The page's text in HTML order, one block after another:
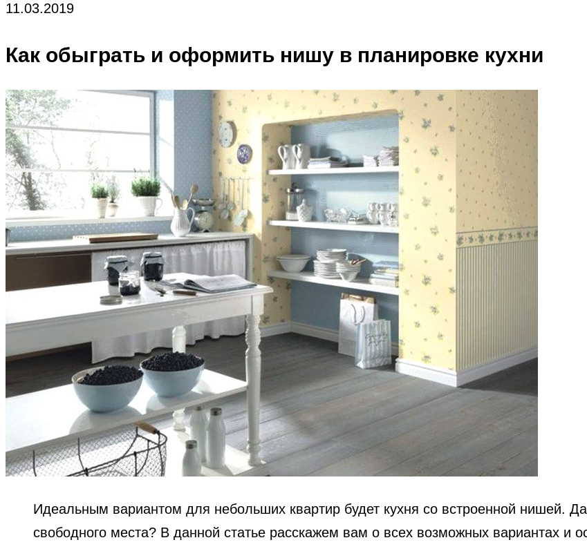
11.03.2019
Как обыграть и оформить нишу в планировке кухни
Идеальным вариантом для небольших квартир будет кухня со встроенной нишей.
свободного места? В данной статье расскажем вам о всех возможных вариантах и